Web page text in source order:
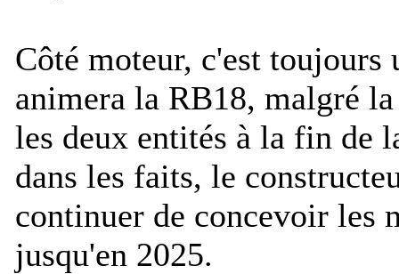
Côté moteur, c'est toujours
animera la RB18, malgré
les deux entités à la fin de
dans les faits, le
continuer de concevoir les
jusqu'en 2025.